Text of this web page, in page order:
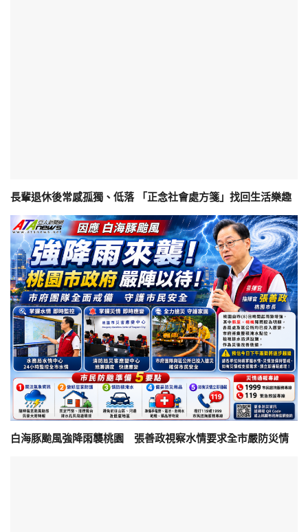
長輩退休後常感孤獨、低落 「正念社會處方箋」找回生活樂趣
白海豚颱風強降雨襲桃園 張善政視察水情要求全市嚴防災情